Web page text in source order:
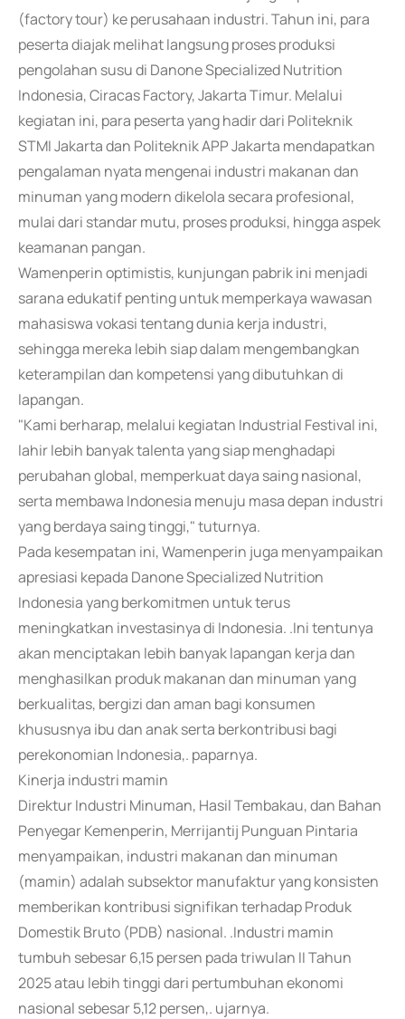
(factory tour) ke perusahaan industri. Tahun ini, para
peserta diajak melihat langsung proses produksi
pengolahan susu di Danone Specialized Nutrition
Indonesia, Ciracas Factory, Jakarta Timur. Melalui
kegiatan ini, para peserta yang hadir dari Politeknik
STMI Jakarta dan Politeknik APP Jakarta mendapatkan
pengalaman nyata mengenai industri makanan dan
minuman yang modern dikelola secara profesional,
mulai dari standar mutu, proses produksi, hingga aspek
keamanan pangan.
Wamenperin optimistis, kunjungan pabrik ini menjadi
sarana edukatif penting untuk memperkaya wawasan
mahasiswa vokasi tentang dunia kerja industri,
sehingga mereka lebih siap dalam mengembangkan
keterampilan dan kompetensi yang dibutuhkan di
lapangan.
"Kami berharap, melalui kegiatan Industrial Festival ini,
lahir lebih banyak talenta yang siap menghadapi
perubahan global, memperkuat daya saing nasional,
serta membawa Indonesia menuju masa depan industri
yang berdaya saing tinggi," tuturnya.
Pada kesempatan ini, Wamenperin juga menyampaikan
apresiasi kepada Danone Specialized Nutrition
Indonesia yang berkomitmen untuk terus
meningkatkan investasinya di Indonesia. .Ini tentunya
akan menciptakan lebih banyak lapangan kerja dan
menghasilkan produk makanan dan minuman yang
berkualitas, bergizi dan aman bagi konsumen
khususnya ibu dan anak serta berkontribusi bagi
perekonomian Indonesia,. paparnya.
Kinerja industri mamin
Direktur Industri Minuman, Hasil Tembakau, dan Bahan
Penyegar Kemenperin, Merrijantij Punguan Pintaria
menyampaikan, industri makanan dan minuman
(mamin) adalah subsektor manufaktur yang konsisten
memberikan kontribusi signifikan terhadap Produk
Domestik Bruto (PDB) nasional. .Industri mamin
tumbuh sebesar 6,15 persen pada triwulan II Tahun
2025 atau lebih tinggi dari pertumbuhan ekonomi
nasional sebesar 5,12 persen,. ujarnya.